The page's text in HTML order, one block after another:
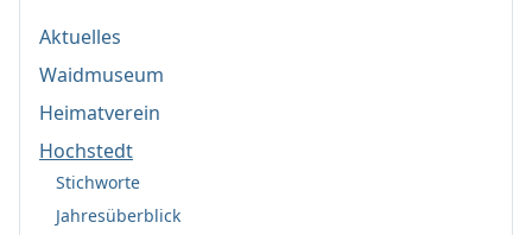
Aktuelles
Waidmuseum
Heimatverein
Hochstedt
Stichworte
Jahresüberblick